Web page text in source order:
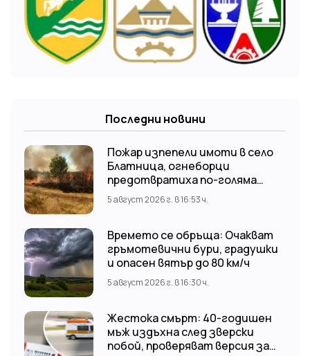
Последни новини
Пожар изпепели имоти в село
Блатница, огнеборци
предотвратиха по-голяма
трагедия
5 август 2026 г. в 16:53 ч.
Времето се обръща: Очакват
гръмотевични бури, градушки
и опасен вятър до 80 км/ч
5 август 2026 г. в 16:30 ч.
Жестока смърт: 40-годишен
мъж издъхна след зверски
побой, проверяват версия за